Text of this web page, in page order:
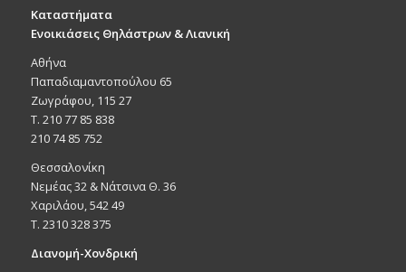
Καταστήματα
Ενοικιάσεις Θηλάστρων & Λιανική
Αθήνα
Παπαδιαμαντοπούλου 65
Ζωγράφου, 115 27
Τ. 210 77 85 838
210 74 85 752
Θεσσαλονίκη
Νεμέας 32 & Νάτσινα Θ. 36
Χαριλάου, 542 49
T. 2310 328 375
Διανομή-Χονδρική